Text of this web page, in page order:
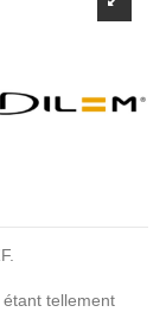
tellement